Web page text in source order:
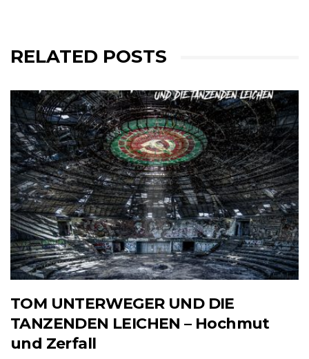
RELATED POSTS
TOM UNTERWEGER UND DIE
TANZENDEN LEICHEN – Hochmut
und Zerfall